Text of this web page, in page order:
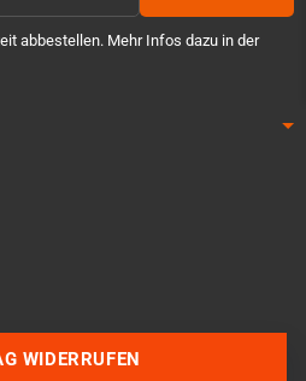
abbestellen. Mehr Infos dazu in der
WIDERRUFEN